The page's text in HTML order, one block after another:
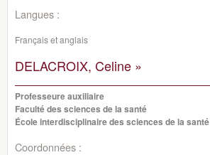
Langues :
Français et anglais
DELACROIX, Celine »
Professeure auxiliaire
Faculté des sciences de la santé
École interdisciplinaire des sciences de la santé
Coordonnées :